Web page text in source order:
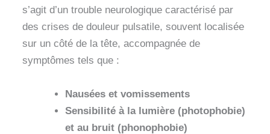
s’agit d’un trouble neurologique caractérisé par
des crises de douleur pulsatile, souvent localisée
sur un côté de la tête, accompagnée de
symptômes tels que :
Nausées et vomissements
Sensibilité à la lumière (photophobie)
et au bruit (phonophobie)